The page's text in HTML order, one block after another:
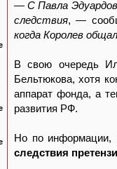
— C Павла
следствия, —
когда Королев
В свою очередь
Бельтюкова, хотя
аппарат фонда, а
развития РФ.
Но по информации,
следствия